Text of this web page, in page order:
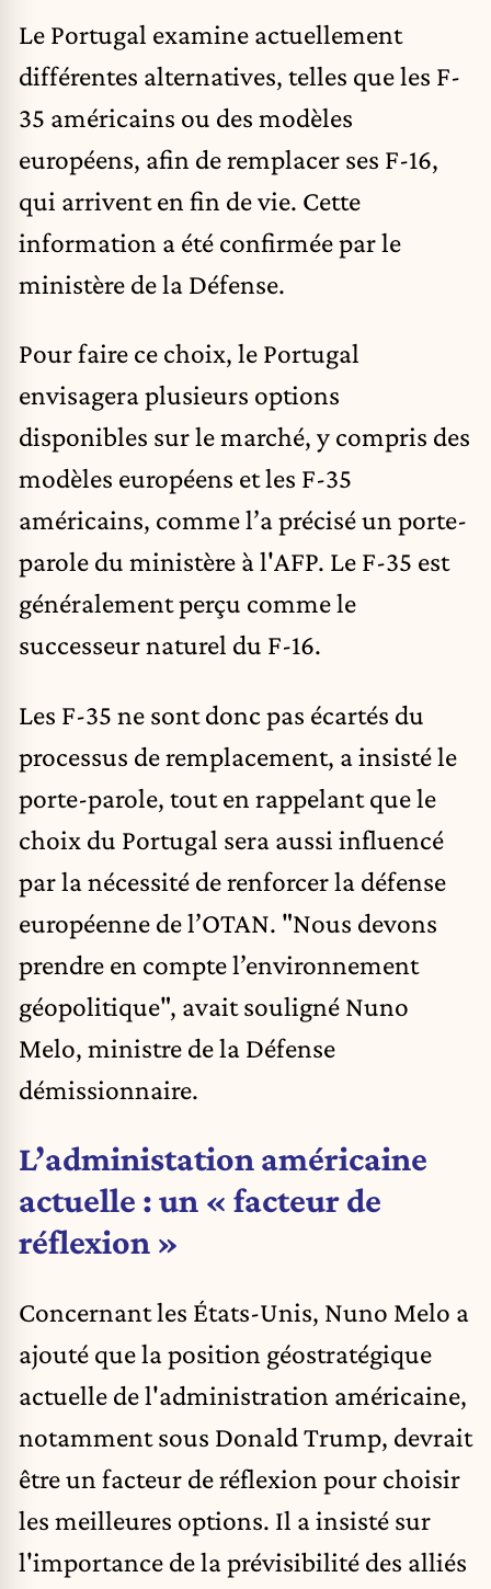
Le Portugal examine actuellement
différentes alternatives, telles que les F-
35 américains ou des modèles
européens, afin de remplacer ses F-16,
qui arrivent en fin de vie. Cette
information a été confirmée par le
ministère de la Défense.
Pour faire ce choix, le Portugal
envisagera plusieurs options
disponibles sur le marché, y compris des
modèles européens et les F-35
américains, comme l’a précisé un porte-
parole du ministère à l'AFP. Le F-35 est
généralement perçu comme le
successeur naturel du F-16.
Les F-35 ne sont donc pas écartés du
processus de remplacement, a insisté le
porte-parole, tout en rappelant que le
choix du Portugal sera aussi influencé
par la nécessité de renforcer la défense
européenne de l’OTAN. "Nous devons
prendre en compte l’environnement
géopolitique", avait souligné Nuno
Melo, ministre de la Défense
démissionnaire.
L’administation américaine
actuelle : un « facteur de
réflexion »
Concernant les États-Unis, Nuno Melo a
ajouté que la position géostratégique
actuelle de l'administration américaine,
notamment sous Donald Trump, devrait
être un facteur de réflexion pour choisir
les meilleures options. Il a insisté sur
l'importance de la prévisibilité des alliés